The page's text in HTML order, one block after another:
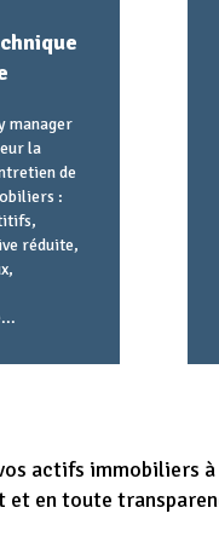
manager
la
de
:
réduite,
actifs immobiliers
en toute